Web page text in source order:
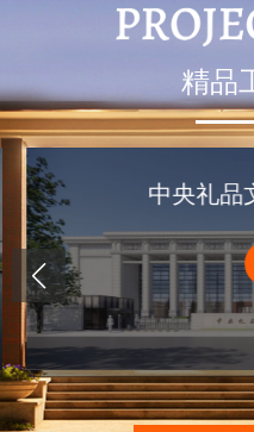
精品
中央礼品